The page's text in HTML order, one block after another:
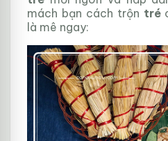
mách bạn cách trộn tré
là mê ngay: